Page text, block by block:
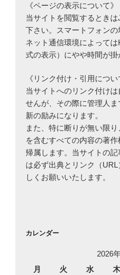
《ページの表示について》
当サイトを閲覧するとき
下さい。スマートフォンの
ネット通信環境によって
式の表示）にやや時間が掛
《リンク付け・引用につい
当サイトへのリンク付け
せんが、その際に管理人
新の励みになります。
また、特に断りが無い限
を含むすべての内容の著
帰属します。当サイトの
は必ず出典とリンク（
しくお願いいたします。
カレンダー
2026
月
火 水 木